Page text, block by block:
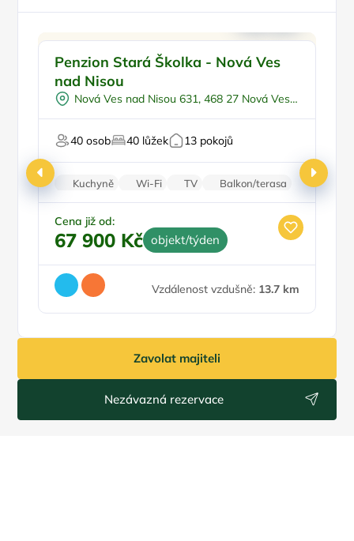
Venkovní bazén
Pro skupiny
Polopenze
Na horách
Penzion Stará Školka - Nová Ves
nad Nisou
Nová Ves nad Nisou 631, 468 27 Nová Ves
40 osob
40 lůžek 13 pokojů
Kuchyně Wi-Fi TV
Balkon/terasa
Zvířata povolena
Cena již od:
67 900 Kč objekt/týden
Vzdálenost vzdušně: 13.7 km
Zavolat majiteli
Nezávazná rezervace